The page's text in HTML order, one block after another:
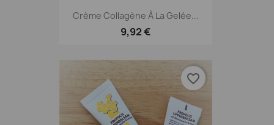
Crème Collagène À La Gelée...
9,92 €
favorite_border